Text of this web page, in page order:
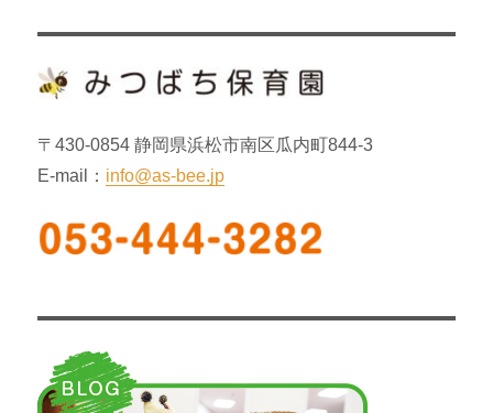
ン
〒430-0854 静岡県浜松市南区瓜内町844-3
E-mail： info@as-bee.jp